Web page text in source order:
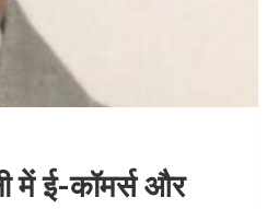
में ई-कॉमर्स और